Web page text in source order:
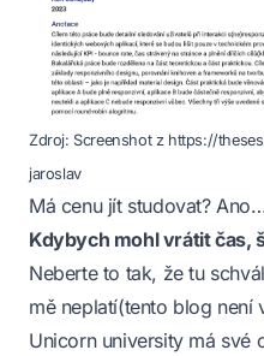
Zdroj: Screenshot z https://
jaroslav
Má cenu jít studovat?
Kdybych mohl vrátit čas,
Neberte to tak, že tu
mě neplatí(tento blog není
Unicorn university má své